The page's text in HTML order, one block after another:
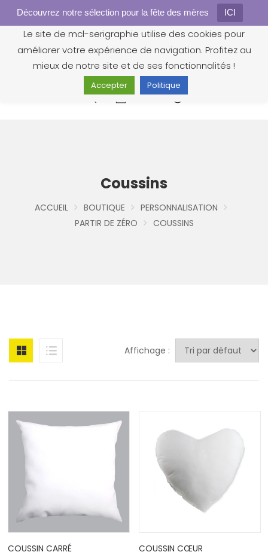
Découvrez notre sélection pour la fête des mères ICI
0
Coussins
ACCUEIL BOUTIQUE
PERSONNALISATION
PARTIR DE ZÉRO
COUSSINS
Affichage :
COUSSIN CARRÉ
COUSSIN CŒUR
Gestion des cookies
Le site de mcl-serigraphie utilise des cookies pour
améliorer votre expérience de navigation. Profitez au
mieux de notre site et de ses fonctionnalités !
Accepter Politique